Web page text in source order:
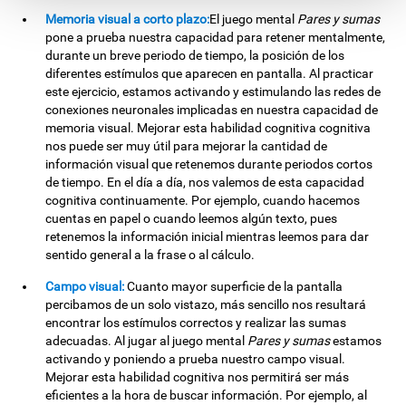
Memoria visual a corto plazo:El juego mental Pares y sumas
pone a prueba nuestra capacidad para retener mentalmente,
durante un breve periodo de tiempo, la posición de los
diferentes estímulos que aparecen en pantalla. Al practicar
este ejercicio, estamos activando y estimulando las redes de
conexiones neuronales implicadas en nuestra capacidad de
memoria visual. Mejorar esta habilidad cognitiva cognitiva
nos puede ser muy útil para mejorar la cantidad de
información visual que retenemos durante periodos cortos
de tiempo. En el día a día, nos valemos de esta capacidad
cognitiva continuamente. Por ejemplo, cuando hacemos
cuentas en papel o cuando leemos algún texto, pues
retenemos la información inicial mientras leemos para dar
sentido general a la frase o al cálculo.
Campo visual:Cuanto mayor superficie de la pantalla
percibamos de un solo vistazo, más sencillo nos resultará
encontrar los estímulos correctos y realizar las sumas
adecuadas. Al jugar al juego mental Pares y sumasestamos
activando y poniendo a prueba nuestro campo visual.
Mejorar esta habilidad cognitiva nos permitirá ser más
eficientes a la hora de buscar información. Por ejemplo, al